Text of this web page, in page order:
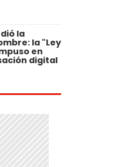
la
la "Ley
en
digital